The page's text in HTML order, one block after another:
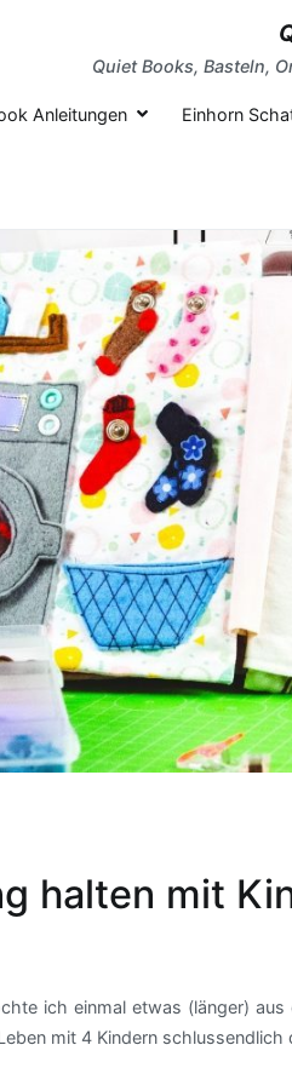
Quiet Books, Basteln,
Anleitungen Einhorn
halten mit
ich einmal etwas (länger)
mit 4 Kindern